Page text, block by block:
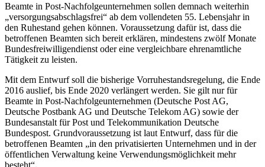
Beamte in Post-Nachfolgeunternehmen sollen demnach weiterhin
„versorgungsabschlagsfrei“ ab dem vollendeten 55. Lebensjahr in
den Ruhestand gehen können. Voraussetzung dafür ist, dass die
betroffenen Beamten sich bereit erklären, mindestens zwölf Monate
Bundesfreiwilligendienst oder eine vergleichbare ehrenamtliche
Tätigkeit zu leisten.
Mit dem Entwurf soll die bisherige Vorruhestandsregelung, die Ende
2016 auslief, bis Ende 2020 verlängert werden. Sie gilt nur für
Beamte in Post-Nachfolgeunternehmen (Deutsche Post AG,
Deutsche Postbank AG und Deutsche Telekom AG) sowie der
Bundesanstalt für Post und Telekommunikation Deutsche
Bundespost. Grundvoraussetzung ist laut Entwurf, dass für die
betroffenen Beamten „in den privatisierten Unternehmen und in der
öffentlichen Verwaltung keine Verwendungsmöglichkeit mehr
besteht“.